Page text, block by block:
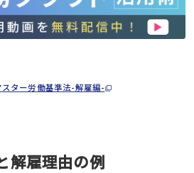
ター労働基準法-解雇編-
解雇理由の例